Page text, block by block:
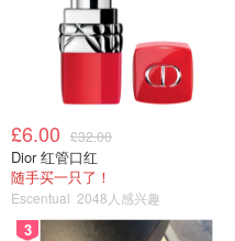
£6.00 £32.00
Dior 红管口红
随手买一只了！
Escentual 2048人感兴趣
3